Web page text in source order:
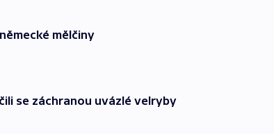
mělčiny
se záchranou uvázlé velryby